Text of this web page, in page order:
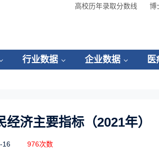
高校历年录取分数线 博
行业数据 企业数据 医
济主要指标（2021年）
16 976次数